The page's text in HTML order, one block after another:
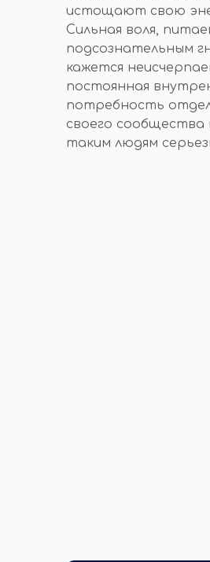
истощают свою
Сильная воля,
подсознательным
кажется
постоянная
потребность
своего сообщества
таким людям